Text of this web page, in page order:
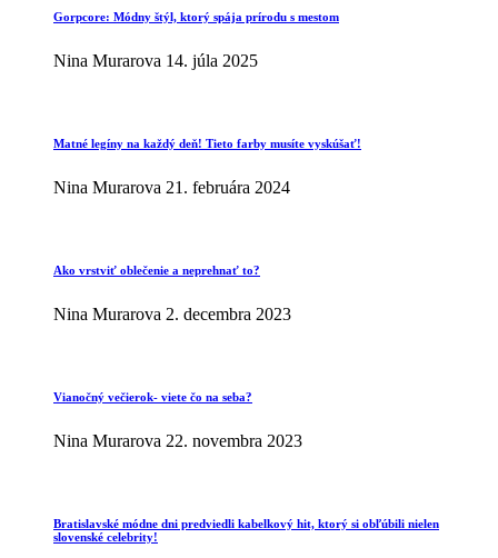
Gorpcore: Módny štýl, ktorý spája prírodu s mestom
Nina Murarova 14. júla 2025
Matné legíny na každý deň! Tieto farby musíte vyskúšať!
Nina Murarova 21. februára 2024
Ako vrstviť oblečenie a neprehnať to?
Nina Murarova 2. decembra 2023
Vianočný večierok- viete čo na seba?
Nina Murarova 22. novembra 2023
Bratislavské módne dni predviedli kabelkový hit, ktorý si obľúbili nielen
slovenské celebrity!